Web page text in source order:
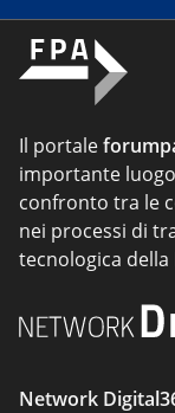
Il portale
importante
confronto tra le
nei processi di
tecnologica della
Network